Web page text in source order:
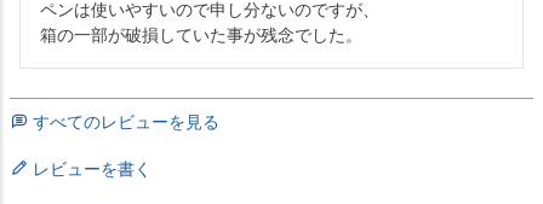
ペンは使いやすいので申し分ないのですが、
箱の一部が破損していた事が残念でした。
すべてのレビューを見る
レビューを書く